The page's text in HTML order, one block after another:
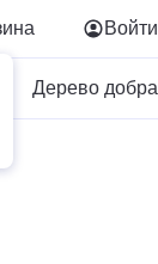
Войти
Дерево добра